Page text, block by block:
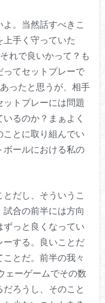
よ。当然話すべきこ
手く守っていた
れで良いかって？も
ってセットプレーで
ったと思うが、相手
トプレーには問題
るのか？まぁよく
とに取り組んでい
ールにおける私の
とだし、そういうこ
合の前半には方向
っと良くなってい
ーする。良いことだ
とだ。前半の我々
ェーゲームでその数
ろうし、そのこと